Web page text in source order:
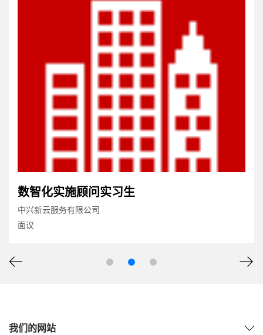
数智化实施顾问实习生
中兴新云服务有限公司
面议
我们的网站